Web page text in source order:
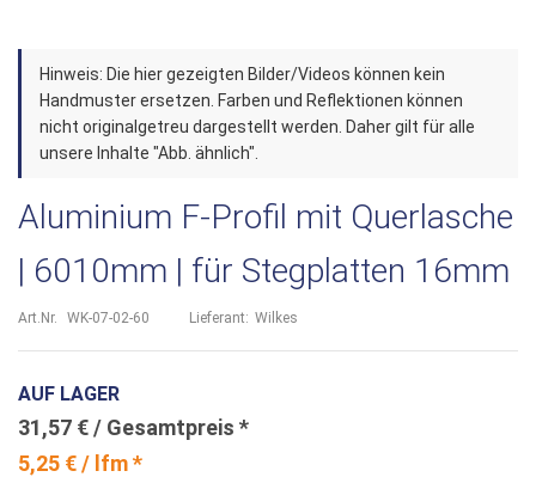
Zum
Anfang
der
Bildergalerie
Hinweis: Die hier gezeigten Bilder/Videos können kein
Handmuster ersetzen. Farben und Reflektionen können
nicht originalgetreu dargestellt werden. Daher gilt für alle
unsere Inhalte "Abb. ähnlich".
Aluminium F-Profil mit Querlasche
| 6010mm | für Stegplatten 16mm
Art.Nr. WK-07-02-60 Lieferant: Wilkes
AUF LAGER
5,25 € / lfm *
31,57 €